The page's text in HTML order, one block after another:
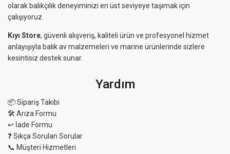
olarak balıkçılık deneyiminizi en üst seviyeye taşımak için
çalışıyoruz.
Kıyı Store, güvenli alışveriş, kaliteli ürün ve profesyonel hizmet
anlayışıyla balık av malzemeleri ve marine ürünlerinde sizlere
kesintisiz destek sunar.
Yardım
📦 Sipariş Takibi
🛠 Arıza Formu
↩️ İade Formu
❓ Sıkça Sorulan Sorular
📞 Müşteri Hizmetleri